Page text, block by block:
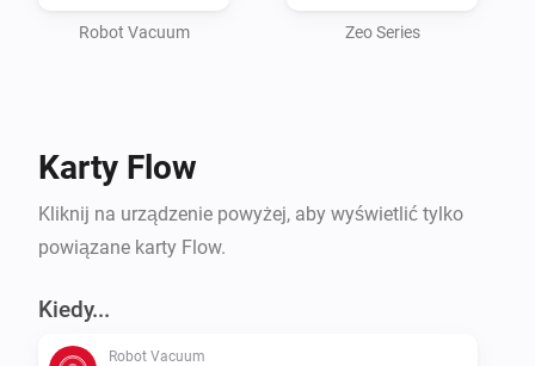
działać, jeśli używasz aplikacji Xiaomi.
korzystając z pełnego API w chmurze lub łącząc się
Robot Vacuum Zeo Series
Karty Flow
Kliknij na urządzenie powyżej, aby wyświetlić tylko
powiązane karty Flow.
Kiedy...
Robot Vacuum